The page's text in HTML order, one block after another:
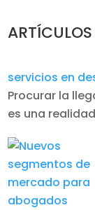
servicios en
Procurar la
es una